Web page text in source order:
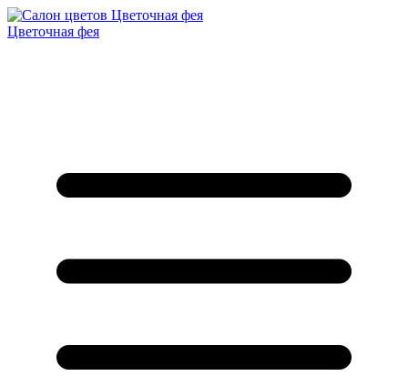
Цветочная фея